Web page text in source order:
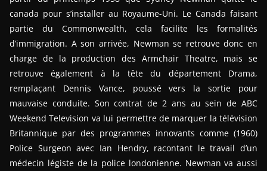
canada pour s’installer au Royaume-Uni. Le Canada faisant
partie du Commonwealth, cela facilite les formalités
d’immigration. A son arrivée, Newman se retrouve donc en
charge de la production des Armchair Theatre, mais se
retrouve également à la tête du département Drama,
remplaçant Dennis Vance, poussé vers la sortie pour
mauvaise conduite. Son contrat de 2 ans au sein de ABC
Weekend Television va lui permettre de marquer la télévision
Britannique par des programmes innovants comme (1960)
Police Surgeon avec Ian Hendry, racontant le travail d’un
médecin légiste de la police londonienne. Newman va aussi